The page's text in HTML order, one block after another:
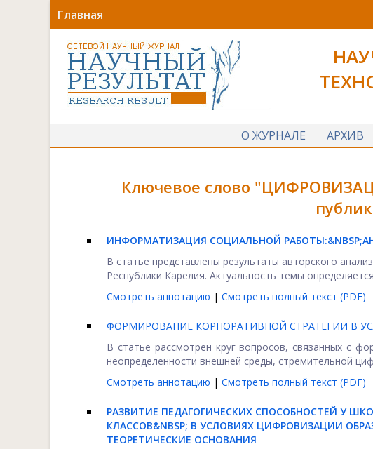
Главная
О ЖУРНАЛЕ
АРХИВ
Ключевое слово
ИНФОРМАТИЗАЦИЯ СОЦИАЛЬНОЙ РАБОТЫ:&NBSP;
В статье представлены результаты авторского
Республики Карелия. Актуальность темы
Смотреть аннотацию | Смотреть полный текст (PDF)
ФОРМИРОВАНИЕ КОРПОРАТИВНОЙ СТРАТЕГИИ В
В статье рассмотрен круг вопросов, связанных с
неопределенности внешней среды, стремительной
Смотреть аннотацию | Смотреть полный текст (PDF)
РАЗВИТИЕ ПЕДАГОГИЧЕСКИХ СПОСОБНОСТЕЙ У
КЛАССОВ&NBSP; В УСЛОВИЯХ ЦИФРОВИЗАЦИИ
ТЕОРЕТИЧЕСКИЕ ОСНОВАНИЯ